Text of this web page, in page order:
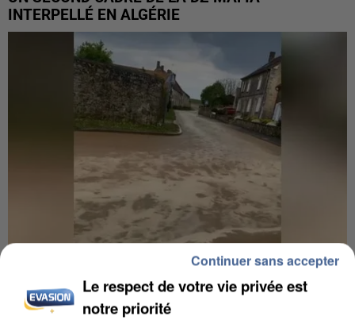
INTERPELLÉ EN ALGÉRIE
UNE TOURISTE DE L’OISE EMPORTÉE PAR UNE
Le respect de votre vie privée est
notre priorité
Continuer sans accepter